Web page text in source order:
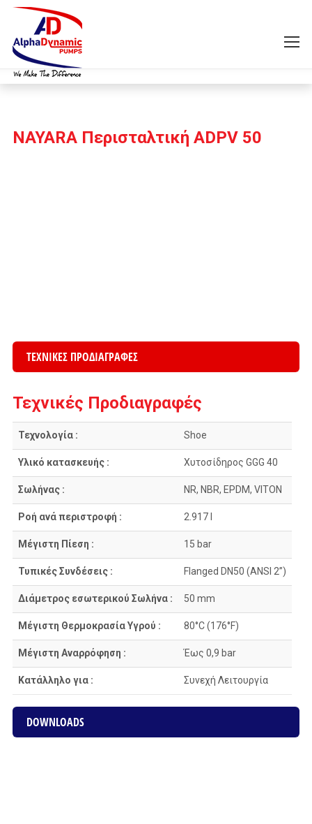
NAYARA Περισταλτική ADPV 50
ΤΕΧΝΙΚΕΣ ΠΡΟΔΙΑΓΡΑΦΕΣ
Τεχνικές Προδιαγραφές
Τεχνολογία : Shoe
Υλικό κατασκευής : Χυτοσίδηρος GGG 40
Σωλήνας : NR, NBR, EPDM, VITON
Ροή ανά περιστροφή : 2.917 l
Μέγιστη Πίεση : 15 bar
Τυπικές Συνδέσεις : Flanged DN50 (ANSI 2”)
Διάμετρος εσωτερικού Σωλήνα : 50 mm
Μέγιστη Θερμοκρασία Υγρού : 80°C (176°F)
Μέγιστη Αναρρόφηση : Έως 0,9 bar
Κατάλληλο για : Συνεχή Λειτουργία
DOWNLOADS